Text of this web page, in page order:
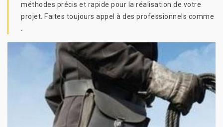
méthodes précis et rapide pour la réalisation de votre
projet. Faites toujours appel à des professionnels comme